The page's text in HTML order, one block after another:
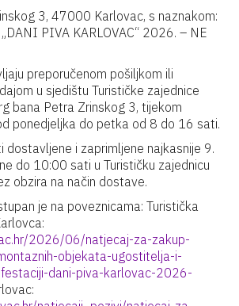
3, 47000 Karlovac, s naznakom:
PIVA KARLOVAC“ 2026. – NE
preporučenom pošiljkom ili
u sjedištu Turističke zajednice
bana Petra Zrinskog 3, tijekom
ponedjeljka do petka od 8 do 16 sati.
dostavljene i zaprimljene najkasnije 9.
do 10:00 sati u Turističku zajednicu
obzira na način dostave.
je na poveznicama: Turistička
2026/06/natjecaj-za-zakup-
objekata-ugostitelja-i-
dani-piva-karlovac-2026-